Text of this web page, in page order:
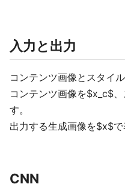
入力と出力
コンテンツ画像とスタイ
コンテンツ画像を$x_c$
す。
出力する生成画像を$x$で
CNN